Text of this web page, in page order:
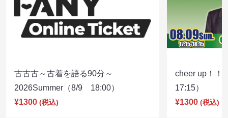
古古古～古着を語る90分～
2026Summer（8/9 18:00）
¥1300 (税込)
cheer up！
17:15）
¥1300 (税込)